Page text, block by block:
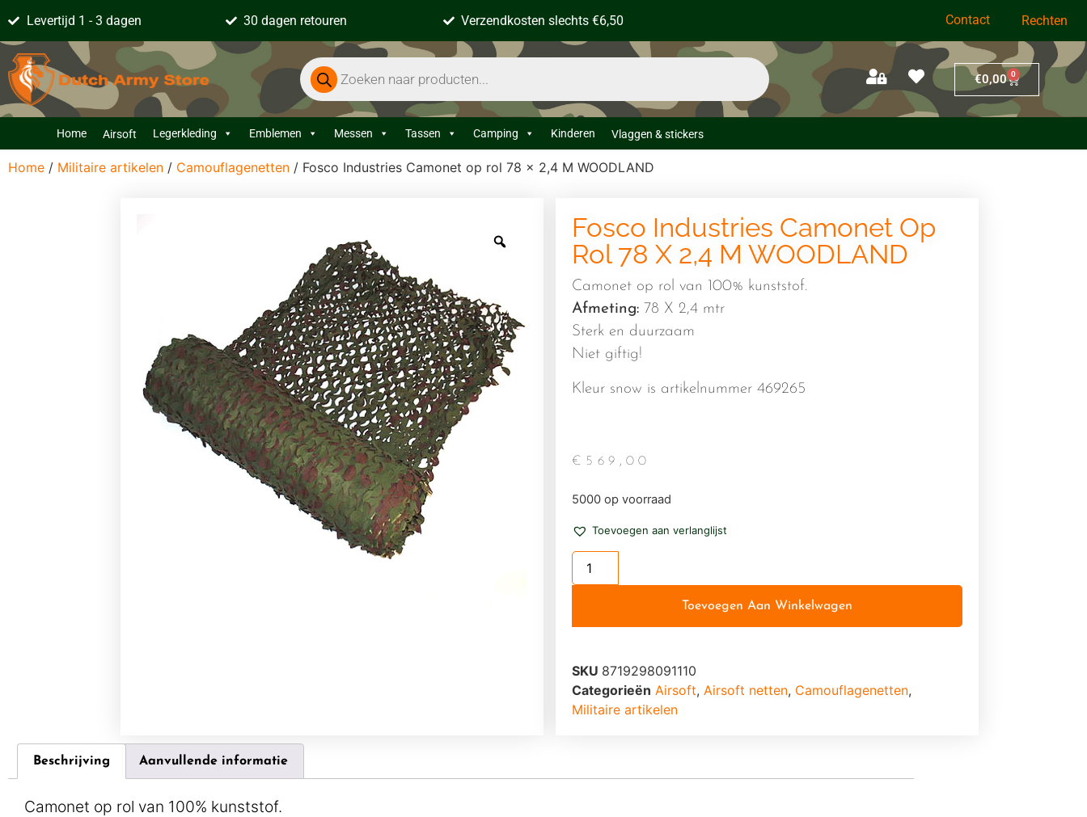
Levertijd 1 - 3 dagen 30 dagen retouren Verzendkosten slechts €6,50 Contact Rechten
€0,00 0
Home Airsoft Legerkleding Emblemen Messen Tassen Camping Kinderen Vlaggen & stickers
Home / Militaire artikelen / Camouflagenetten / Fosco Industries Camonet op rol 78 x 2,4 M WOODLAND
Fosco Industries Camonet Op
Rol 78 X 2,4 M WOODLAND
Camonet op rol van 100% kunststof.
Afmeting: 78 X 2,4 mtr
Sterk en duurzaam
Niet giftig!
Kleur snow is artikelnummer 469265
€ 569,00
5000 op voorraad
Toevoegen aan verlanglijst
Toevoegen Aan Winkelwagen
SKU 8719298091110
Categorieën Airsoft, Airsoft netten, Camouflagenetten,
Militaire artikelen
Beschrijving Aanvullende informatie
Camonet op rol van 100% kunststof.